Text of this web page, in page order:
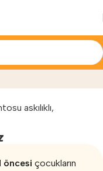
öncesi çocukların